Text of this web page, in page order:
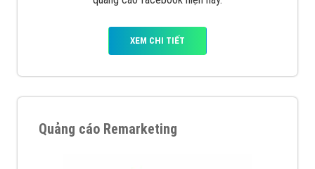
XEM CHI TIẾT
Quảng cáo Remarketing